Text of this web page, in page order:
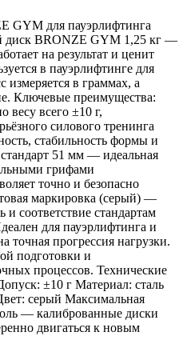
GYM для пауэрлифтинга
диск BRONZE GYM 1,25 кг —
на результат и ценит
в пауэрлифтинге для
измеряется в граммах, а
Ключевые преимущества:
весу всего ±10 г,
силового тренинга
стабильность формы и
51 мм — идеальная
грифами
точно и безопасно
маркировка (серый) —
соответствие стандартам
для пауэрлифтинга и
точная прогрессия нагрузки.
подготовки и
процессов. Технические
±10 г Материал: сталь
серый Максимальная
— калиброванные диски
двигаться к новым